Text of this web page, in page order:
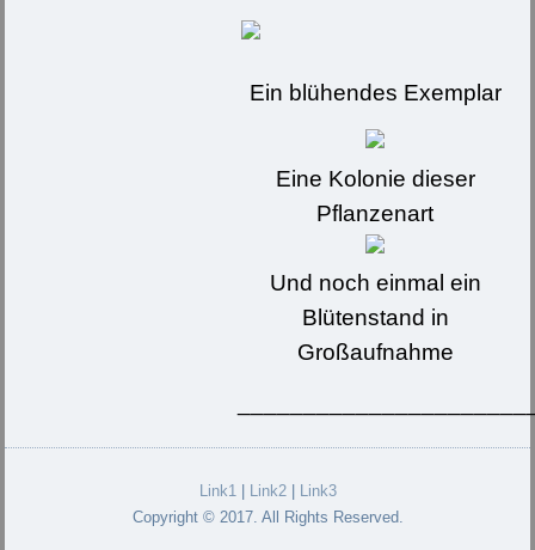
Ein blühendes Exemplar
Eine Kolonie dieser
Pflanzenart
Und noch einmal ein
Blütenstand in
Großaufnahme
Link1| Link2|
Link3
Copyright © 2017. All Rights Reserved.